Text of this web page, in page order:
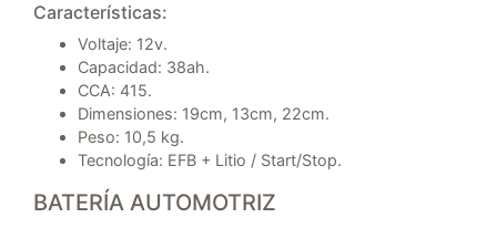
Características:
Voltaje: 12v.
Capacidad: 38ah.
CCA: 415.
Dimensiones: 19cm, 13cm, 22cm.
Peso: 10,5 kg.
Tecnología: EFB + Litio / Start/Stop.
BATERÍA AUTOMOTRIZ